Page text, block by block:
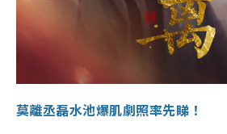
莫離丞磊水池爆肌劇照率先睇！